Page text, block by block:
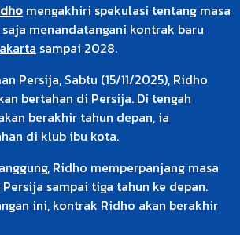
mengakhiri spekulasi tentang masa
menandatangani kontrak baru
sampai 2028.
Persija, Sabtu (15/11/2025), Ridho
bertahan di Persija. Di tengah
berakhir tahun depan, ia
di klub ibu kota.
Ridho memperpanjang masa
sampai tiga tahun ke depan.
ini, kontrak Ridho akan berakhir